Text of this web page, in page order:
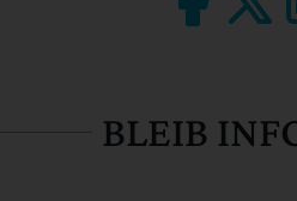
BLEIB